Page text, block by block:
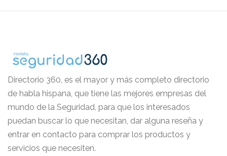
Directorio 360, es el mayor y más completo directorio
de habla hispana, que tiene las mejores empresas del
mundo de la Seguridad, para que los interesados
puedan buscar lo que necesitan, dar alguna reseña y
entrar en contacto para comprar los productos y
servicios que necesiten.